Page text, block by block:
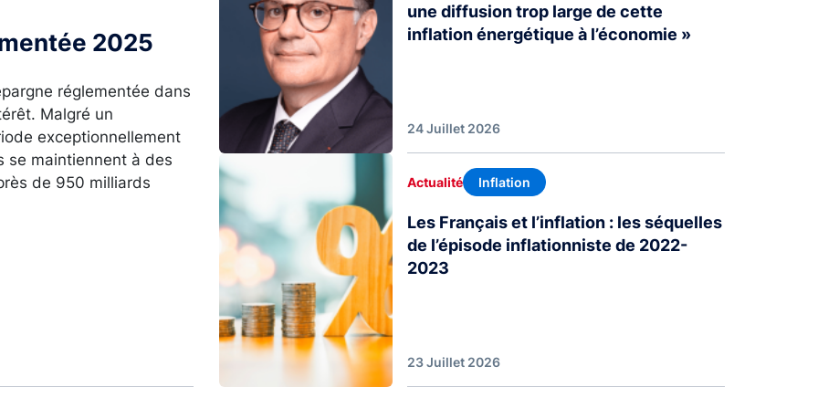
2025
réglementée dans
Malgré un
exceptionnellement
se maintiennent à des
de 950 milliards
une diffusion trop large de cette
inflation énergétique à l’économie »
24 Juillet 2026
Image
Actualité Inflation
Les Français et l’inflation : les séquelles
de l’épisode inflationniste de 2022-
2023
23 Juillet 2026